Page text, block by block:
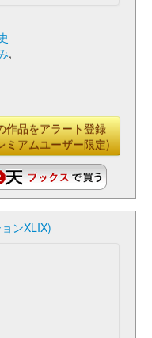
,
作品をアラート登録
ミアムユーザー限定)
ンXLIX)